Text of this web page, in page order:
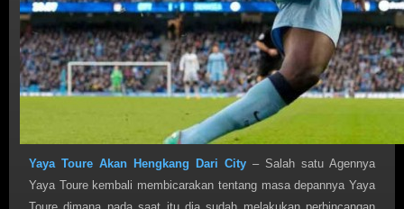
Yaya Toure Akan Hengkang Dari City – Salah satu Agennya
Yaya Toure kembali membicarakan tentang masa depannya Yaya